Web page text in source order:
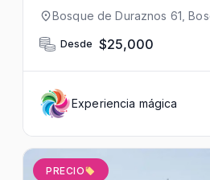
Bosque de Duraznos 61,
México
Desde $25,000
Experiencia mágica
PRECIO